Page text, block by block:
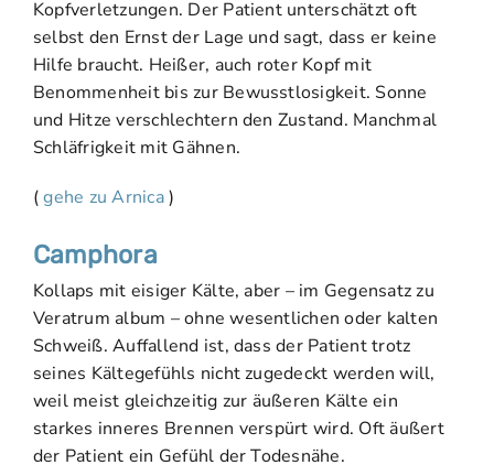
Kopfverletzungen. Der Patient unterschätzt oft
selbst den Ernst der Lage und sagt, dass er keine
Hilfe braucht. Heißer, auch roter Kopf mit
Benommenheit bis zur Bewusstlosigkeit. Sonne
und Hitze verschlechtern den Zustand. Manchmal
Schläfrigkeit mit Gähnen.
(gehe zu Arnica)
Camphora
Kollaps mit eisiger Kälte, aber – im Gegensatz zu
Veratrum album – ohne wesentlichen oder kalten
Schweiß. Auffallend ist, dass der Patient trotz
seines Kältegefühls nicht zugedeckt werden will,
weil meist gleichzeitig zur äußeren Kälte ein
starkes inneres Brennen verspürt wird. Oft äußert
der Patient ein Gefühl der Todesnähe.